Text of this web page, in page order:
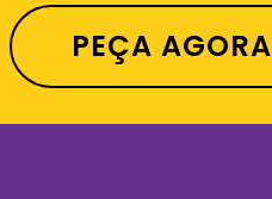
PEÇA AGORA